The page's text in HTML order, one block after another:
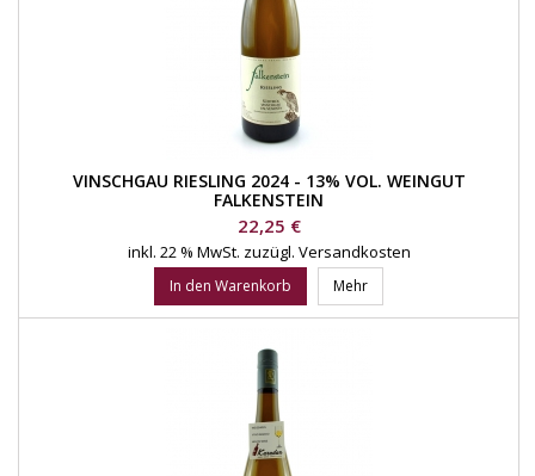
VINSCHGAU RIESLING 2024 - 13% VOL. WEINGUT
FALKENSTEIN
Preis
22,25 €
inkl. 22 % MwSt. zuzügl. Versandkosten
In den Warenkorb Mehr